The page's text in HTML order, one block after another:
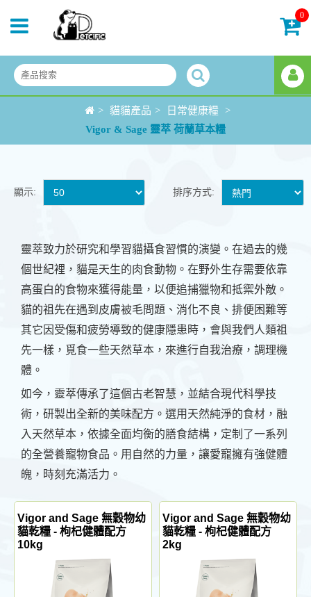
0
> 貓貓產品 > 日常健康糧
>
Vigor & Sage 靈萃 荷蘭草本糧
排序方式:
顯示:
靈萃致力於研究和學習貓攝食習慣的演變。在過去的幾
個世紀裡，貓是天生的肉食動物。在野外生存需要依靠
高蛋白的食物來獲得能量，以便追捕獵物和抵禦外敵。
貓的祖先在遇到皮膚被毛問題、消化不良、排便困難等
其它因受傷和疲勞導致的健康隱患時，會與我們人類祖
先一樣，覓食一些天然草本，來進行自我治療，調理機
體。
如今，靈萃傳承了這個古老智慧，並結合現代科學技
術，研製出全新的美味配方。選用天然純淨的食材，融
入天然草本，依據全面均衡的膳食結構，定制了一系列
的全營養寵物食品。用自然的力量，讓愛寵擁有強健體
魄，時刻充滿活力。
Vigor and Sage 無穀物幼
貓乾糧 - 枸杞健體配方
10kg
Vigor and Sage 無穀物幼
貓乾糧 - 枸杞健體配方
2kg